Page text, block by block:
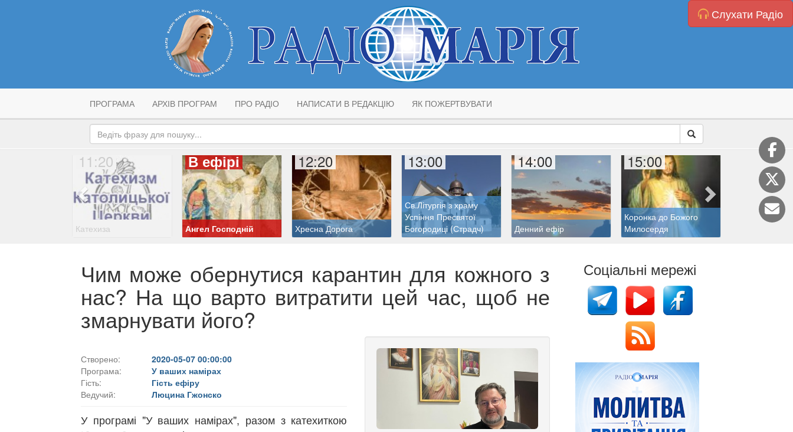
Слухати Радіо
ПРОГРАМА АРХІВ ПРОГРАМ ПРО РАДІО НАПИСАТИ В РЕДАКЦІЮ ЯК ПОЖЕРТВУВАТИ
11:20
Катехиза
В ефірі
Ангел Господній
12:20
Хресна Дорога
13:00
Св.Літургія з храму
Успіння Пресвятої
Богородиці (Страдч)
14:00
Денний ефір
15:00
Коронка до Божого
Милосердя
15:40
Чим може обернутися карантин для кожного з
нас? На що варто витратити цей час, щоб не
змарнувати його?
Створено:
2020-05-07 00:00:00
Програма:
У ваших намірах
Гість:
Гість ефіру
Ведучий:
Люцина Гжонско
У програмі "У ваших намірах", разом з катехиткою
Соціальні мережі